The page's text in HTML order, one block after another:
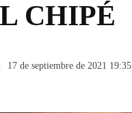
CHIPÉ
17 de septiembre de 2021 19:35